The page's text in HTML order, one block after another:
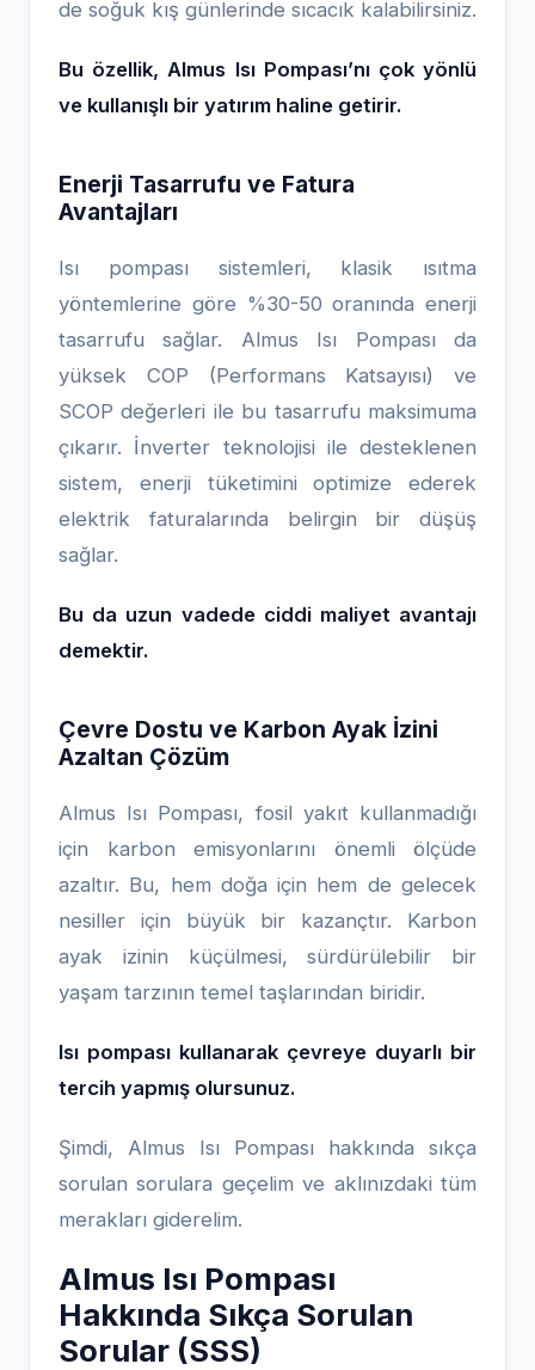
de soğuk kış günlerinde sıcacık kalabilirsiniz.
Bu özellik, Almus Isı Pompası’nı çok yönlü
ve kullanışlı bir yatırım haline getirir.
Enerji Tasarrufu ve Fatura
Avantajları
Isı pompası sistemleri, klasik ısıtma
yöntemlerine göre %30-50 oranında enerji
tasarrufu sağlar. Almus Isı Pompası da
yüksek COP (Performans Katsayısı) ve
SCOP değerleri ile bu tasarrufu maksimuma
çıkarır. İnverter teknolojisi ile desteklenen
sistem, enerji tüketimini optimize ederek
elektrik faturalarında belirgin bir düşüş
sağlar.
Bu da uzun vadede ciddi maliyet avantajı
demektir.
Çevre Dostu ve Karbon Ayak İzini
Azaltan Çözüm
Almus Isı Pompası, fosil yakıt kullanmadığı
için karbon emisyonlarını önemli ölçüde
azaltır. Bu, hem doğa için hem de gelecek
nesiller için büyük bir kazançtır. Karbon
ayak izinin küçülmesi, sürdürülebilir bir
yaşam tarzının temel taşlarından biridir.
Isı pompası kullanarak çevreye duyarlı bir
tercih yapmış olursunuz.
Şimdi, Almus Isı Pompası hakkında sıkça
sorulan sorulara geçelim ve aklınızdaki tüm
merakları giderelim.
Almus Isı Pompası
Hakkında Sıkça Sorulan
Sorular (SSS)